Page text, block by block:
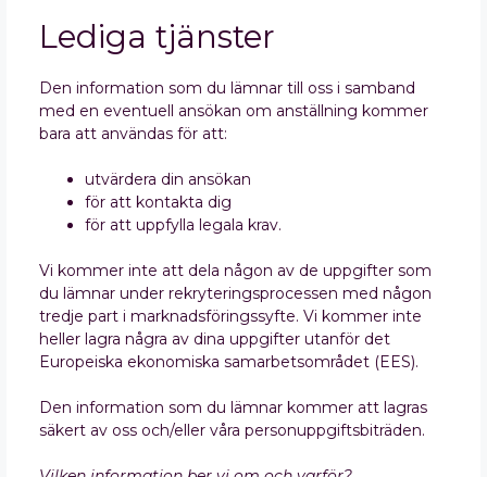
Lediga tjänster
Den information som du lämnar till oss i samband
med en eventuell ansökan om anställning kommer
bara att användas för att:
utvärdera din ansökan
för att kontakta dig
för att uppfylla legala krav.
Vi kommer inte att dela någon av de uppgifter som
du lämnar under rekryteringsprocessen med någon
tredje part i marknadsföringssyfte. Vi kommer inte
heller lagra några av dina uppgifter utanför det
Europeiska ekonomiska samarbetsområdet (EES).
Den information som du lämnar kommer att lagras
säkert av oss och/eller våra personuppgiftsbiträden.